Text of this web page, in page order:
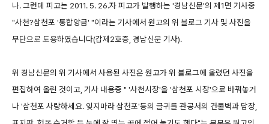
나. 그런데 피고는 2011. 5. 26.자 피고가 발행하는 '경남신문'의 제1면 기사중
"사천?삼천포 '통합앙금' "이라는 기사에서 원고의 위 블로그 기사 및 사진을
무단으로 도용하였습니다(갑제2호증, 경남신문 기사).
위 경남신문의 위 기사에서 사용된 사진은 원고가 위 블로그에 올렸던 사진을
편집하여 올린 것이고, 기사 내용중 " '사천시장'을 '삼천포 시장'으로 바꿔놓거
나 '삼천포 사랑하세요. 잊지마라 삼천포'등의 글귀를 관공서의 건물벽과 담장,